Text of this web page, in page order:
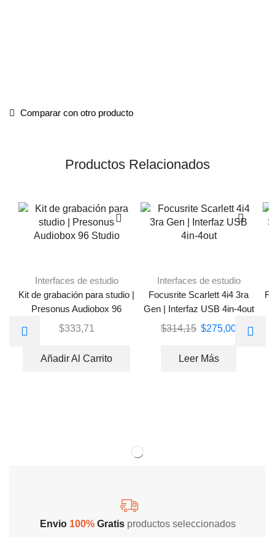
Comparar con otro producto
Productos Relacionados
Interfaces de estudio
Kit de grabación para studio |
Presonus Audiobox 96
Studio
$333,71
Añadir Al Carrito
Interfaces de estudio
Focusrite Scarlett 4i4 3ra
Gen | Interfaz USB 4in-4out
$314,15 $275,00
Leer Más
Envio 100%Gratisproductos seleccionados